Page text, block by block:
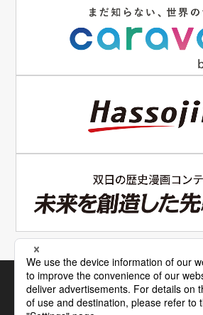
電子公告サイトマップ サイトの使い方
個人情報保護につい